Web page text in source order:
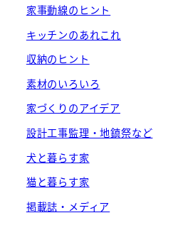
家事動線のヒント
キッチンのあれこれ
収納のヒント
素材のいろいろ
家づくりのアイデア
設計工事監理・地鎮祭など
犬と暮らす家
猫と暮らす家
掲載誌・メディア